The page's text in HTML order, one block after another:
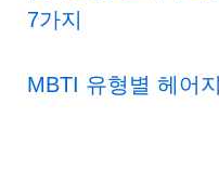
7가지
MBTI 유형별 헤어